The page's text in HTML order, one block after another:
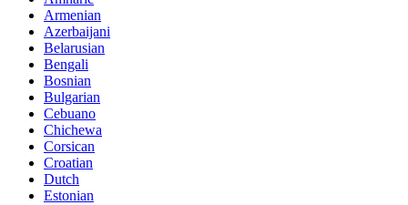
Armenian
Azerbaijani
Belarusian
Bengali
Bosnian
Bulgarian
Cebuano
Chichewa
Corsican
Croatian
Dutch
Estonian